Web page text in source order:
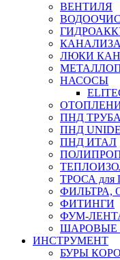
ВЕНТИЛЯ
ЛЮКИ
НАСОСЫ
ПНД ТРУБА
ПНД
ПНД ИТАЛ
ТРОСА
ФИЛЬТРА,
ФИТИНГИ
ФУМ-
ШАРОВЫЕ
ИНСТРУМЕНТ
БУРЫ